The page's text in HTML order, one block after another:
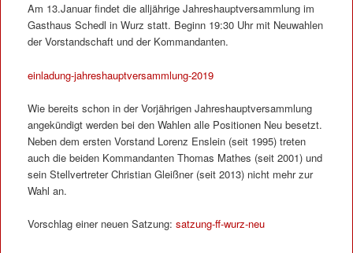
Am 13.Januar findet die alljährige Jahreshauptversammlung im
Gasthaus Schedl in Wurz statt. Beginn 19:30 Uhr mit Neuwahlen
der Vorstandschaft und der Kommandanten.
einladung-jahreshauptversammlung-2019
Wie bereits schon in der Vorjährigen Jahreshauptversammlung
angekündigt werden bei den Wahlen alle Positionen Neu besetzt.
Neben dem ersten Vorstand Lorenz Enslein (seit 1995) treten
auch die beiden Kommandanten Thomas Mathes (seit 2001) und
sein Stellvertreter Christian Gleißner (seit 2013) nicht mehr zur
Wahl an.
Vorschlag einer neuen Satzung: satzung-ff-wurz-neu